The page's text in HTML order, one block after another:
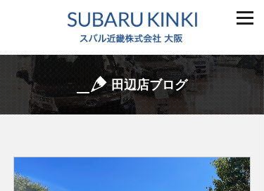
田辺店ブログ